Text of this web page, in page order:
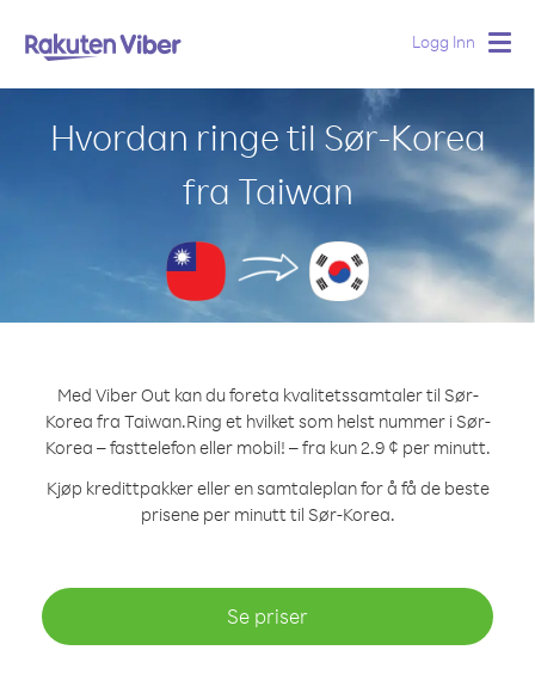
Logg Inn
Hvordan ringe til Sør-Korea
fra Taiwan
Med Viber Out kan du foreta kvalitetssamtaler til Sør-
Korea fra Taiwan.Ring et hvilket som helst nummer i Sør-
Korea – fasttelefon eller mobil! – fra kun 2.9 ¢ per minutt.
Kjøp kredittpakker eller en samtaleplan for å få de beste
prisene per minutt til Sør-Korea.
Se priser